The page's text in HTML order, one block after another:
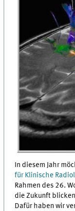
In diesem Jahr
für Klinische
Rahmen des 26.
die Zukunft
Dafür haben wir